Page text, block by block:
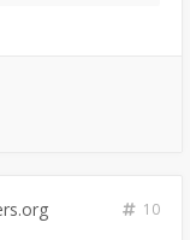
10